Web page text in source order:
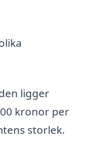
ligger
kronor per
storlek.